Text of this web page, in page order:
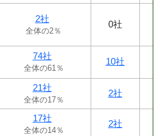
2社
全体の2％
0社
74社
全体の61％
10社
21社
全体の17％
2社
17社
全体の14％
2社